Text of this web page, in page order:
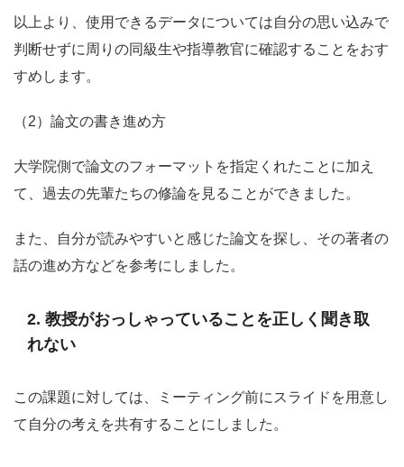
以上より、使用できるデータについては自分の思い込みで
判断せずに周りの同級生や指導教官に確認することをおす
すめします。
（2）論文の書き進め方
大学院側で論文のフォーマットを指定くれたことに加え
て、過去の先輩たちの修論を見ることができました。
また、自分が読みやすいと感じた論文を探し、その著者の
話の進め方などを参考にしました。
2. 教授がおっしゃっていることを正しく聞き取
れない
この課題に対しては、ミーティング前にスライドを用意し
て自分の考えを共有することにしました。